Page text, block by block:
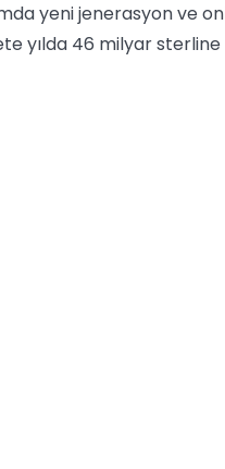
yeni jenerasyon ve
yılda 46 milyar